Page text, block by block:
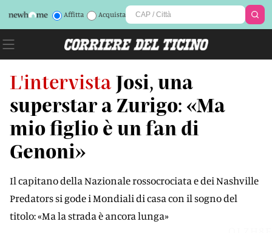
Affitta Acquista
L'intervista Josi, una
superstar a Zurigo: «Ma
mio figlio è un fan di
Genoni»
Il capitano della Nazionale rossocrociata e dei Nashville
Predators si gode i Mondiali di casa con il sogno del
titolo: «Ma la strada è ancora lunga»